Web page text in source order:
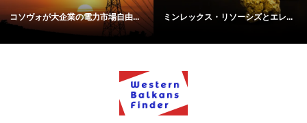
コソヴォが大企業の電力市場自由... ミンレックス・リソーシズとエレ...